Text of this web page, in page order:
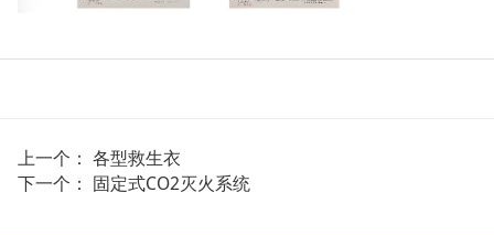
上一个： 各型救生衣
下一个： 固定式CO2灭火系统